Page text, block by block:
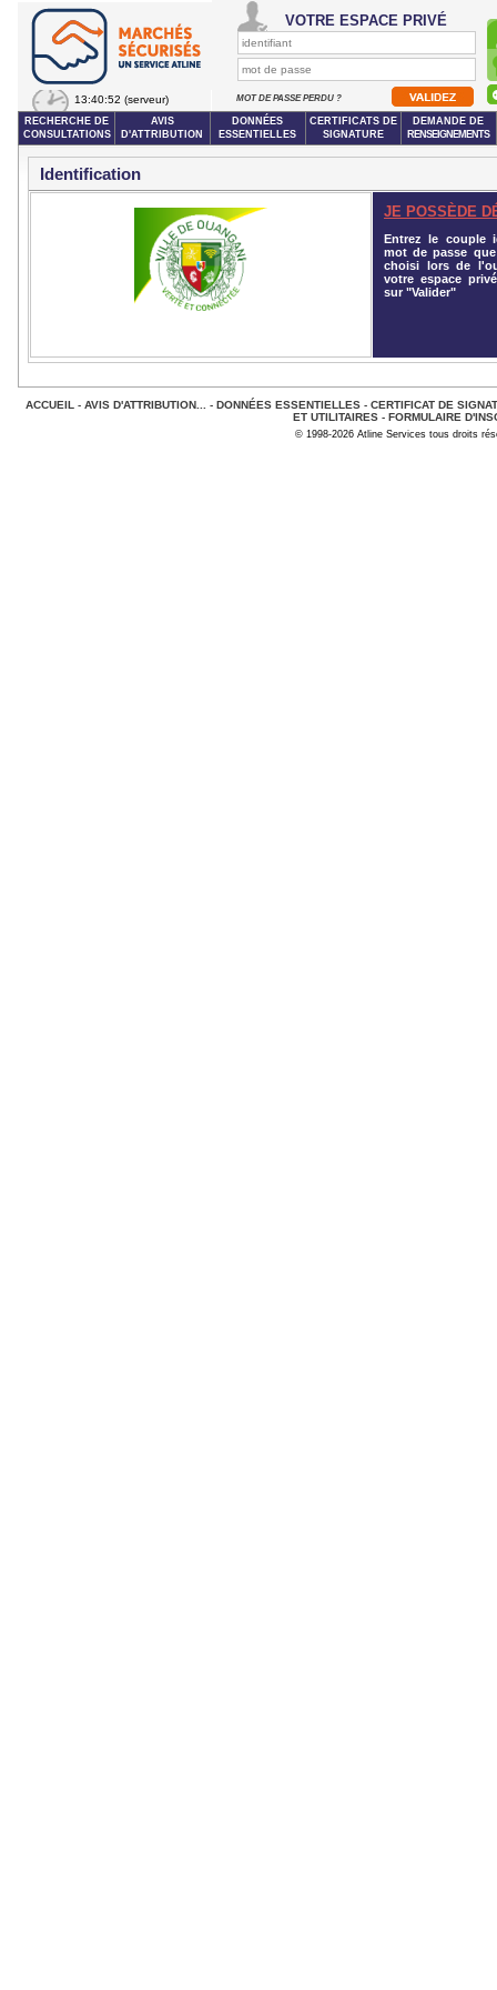
13:40:52 (serveur)
VOTRE ESPACE PRIVÉ
MOT DE PASSE PERDU ?
RECHERCHE DE
CONSULTATIONS
AVIS
D'ATTRIBUTION
DONNÉES
ESSENTIELLES
CERTIFICATS DE
SIGNATURE
DEMANDE DE
RENSEIGNEMENTS
Identification
JE POSSÈDE
Entrez le couple
mot de passe
choisi lors de
votre espace
sur "Valider"
ACCUEIL - AVIS D'ATTRIBUTION... - DONNÉES ESSENTIELLES- CERTIFICAT DE
ET UTILITAIRES - FORMULAIRE
© 1998-2026 Atline Services tous droits